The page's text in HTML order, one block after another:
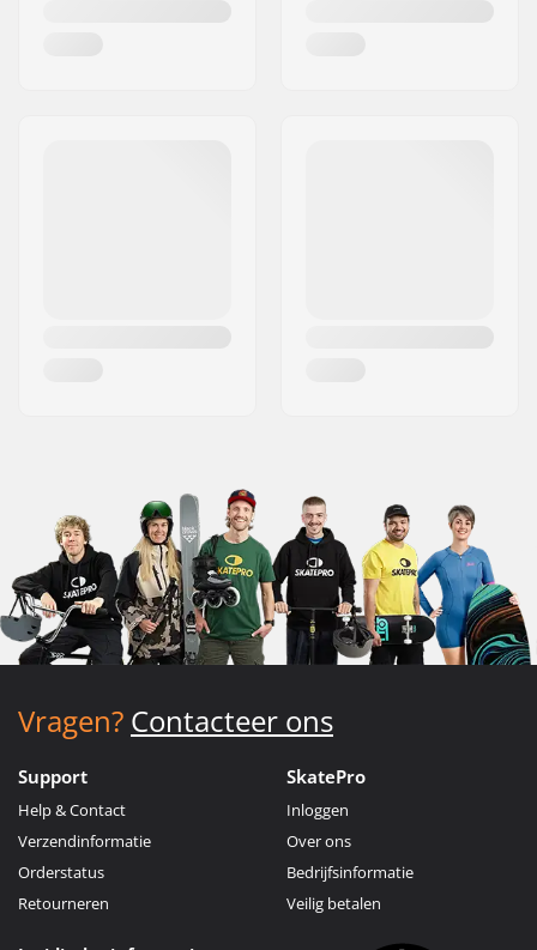
Vragen? Contacteer ons
Support
Help & Contact
Verzendinformatie
Orderstatus
Retourneren
SkatePro
Inloggen
Over ons
Bedrijfsinformatie
Veilig betalen